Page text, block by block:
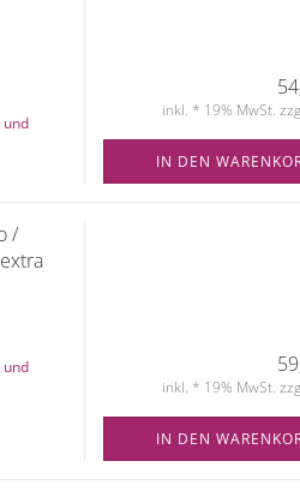
und
inkl. * 19% MwSt.
IN DEN
/
und
inkl. * 19% MwSt.
IN DEN